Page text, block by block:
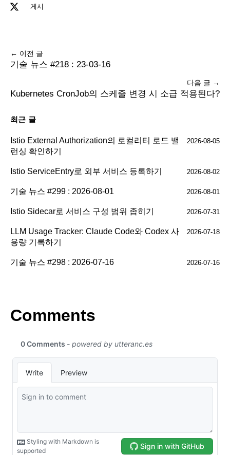
게시
← 이전 글
기술 뉴스 #218 : 23-03-16
다음 글 →
Kubernetes CronJob의 스케줄 변경 시 소급 적용된다?
최근 글
Istio External Authorization의 로컬리티 로드 밸
런싱 확인하기
2026-08-05
Istio ServiceEntry로 외부 서비스 등록하기 2026-08-02
기술 뉴스 #299 : 2026-08-01 2026-08-01
Istio Sidecar로 서비스 구성 범위 좁히기 2026-07-31
LLM Usage Tracker: Claude Code와 Codex 사
용량 기록하기
2026-07-18
기술 뉴스 #298 : 2026-07-16 2026-07-16
Comments